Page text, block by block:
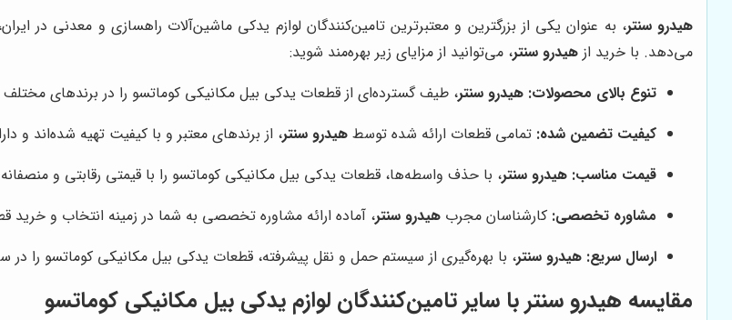
هیدرو سنتر، به عنوان یکی از بزرگترین و معتبرترین تامین‌کنندگان لوازم یدکی ماشین‌آلات راهسازی و معدنی در
می‌دهد. با خرید از هیدرو سنتر، می‌توانید از مزایای زیر بهره‌مند شوید:
تنوع بالای محصولات: هیدرو سنتر، طیف گسترده‌ای از قطعات یدکی بیل مکانیکی کوماتسو را در برندهای مختلف
کیفیت تضمین شده: تمامی قطعات ارائه شده توسط هیدرو سنتر، از برندهای معتبر و با کیفیت تهیه شده‌اند و
قیمت مناسب: هیدرو سنتر، با حذف واسطه‌ها، قطعات یدکی بیل مکانیکی کوماتسو را با قیمتی رقابتی و
مشاوره تخصصی: کارشناسان مجرب هیدرو سنتر، آماده ارائه مشاوره تخصصی به شما در زمینه انتخاب و
ارسال سریع: هیدرو سنتر، با بهره‌گیری از سیستم حمل و نقل پیشرفته، قطعات یدکی بیل مکانیکی کوماتسو را در
مقایسه هیدرو سنتر با سایر تامین‌کنندگان لوازم یدکی بیل مکانیکی کوماتسو